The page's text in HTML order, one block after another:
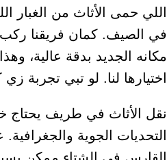
اللي حمى الأثاث من
في الصيف. كمان فريقنا
مكانه الجديد بدقة عالية،
اختيارها لنا. لو تبي تجربة زي
نقل الأثاث في طريف يحتاج
التحديات الجوية